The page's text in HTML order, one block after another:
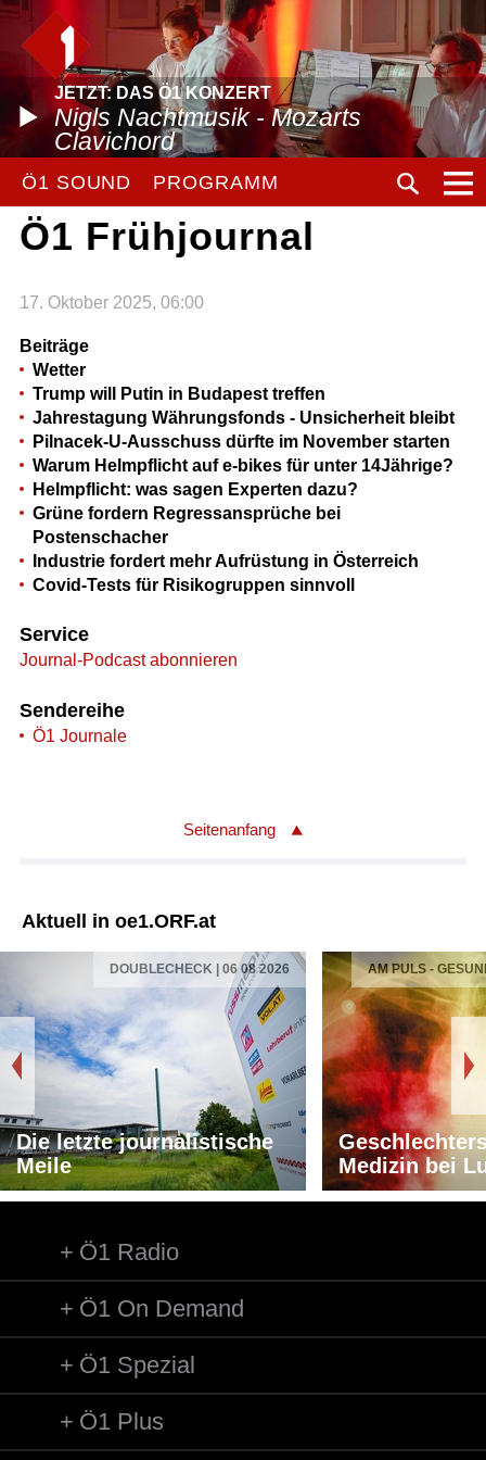
JETZT: DAS Ö1 KONZERT
Nigls Nachtmusik - Mozarts
Clavichord
Ö1 SOUND PROGRAMM
Ö1 Frühjournal
17. Oktober 2025, 06:00
Beiträge
Wetter
Trump will Putin in Budapest treffen
Jahrestagung Währungsfonds - Unsicherheit bleibt
Pilnacek-U-Ausschuss dürfte im November starten
Warum Helmpflicht auf e-bikes für unter 14Jährige?
Helmpflicht: was sagen Experten dazu?
Grüne fordern Regressansprüche bei
Postenschacher
Industrie fordert mehr Aufrüstung in Österreich
Covid-Tests für Risikogruppen sinnvoll
Service
Journal-Podcast abonnieren
Sendereihe
Ö1 Journale
Seitenanfang
Aktuell in oe1.ORF.at
DOUBLECHECK | 06 08 2026
Die letzte journalistische
Meile
AM PULS -
Medizin bei
Ö1 Radio
Ö1 On Demand
Ö1 Spezial
Ö1 Plus